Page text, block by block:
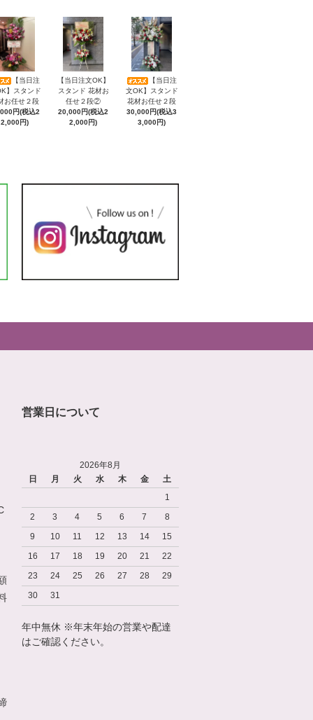
【当日注
】スタンド
お任せ２段
円(税込2
2,000円)
【当日注文OK】
スタンド 花材お
任せ２段②
20,000円(税込2
2,000円)
【当日注
文OK】スタンド
花材お任せ２段
30,000円(税込3
3,000円)
営業日について
2026年8月
日
月 火 水 木 金
土
1
2
3 4 5 6 7
8
9
10 11 12 13 14
15
16
17 18 19 20 21
22
23
24 25 26 27 28
29
30
31
年中無休 ※年末年始の営業や配達
はご確認ください。